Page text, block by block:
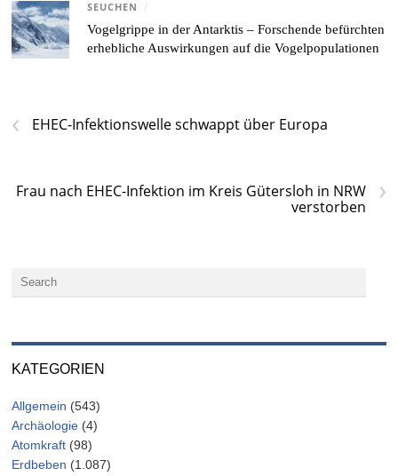
SEUCHEN /
Vogelgrippe in der Antarktis – Forschende befürchten
erhebliche Auswirkungen auf die Vogelpopulationen
‹ EHEC-Infektionswelle schwappt über Europa
›
Frau nach EHEC-Infektion im Kreis Gütersloh in NRW
verstorben
KATEGORIEN
Allgemein (543)
Archäologie (4)
Atomkraft (98)
Erdbeben (1.087)